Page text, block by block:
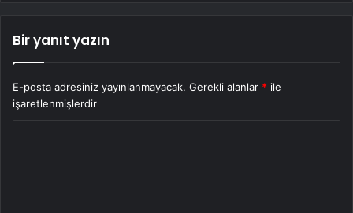
Bir yanıt yazın
E-posta adresiniz yayınlanmayacak. Gerekli alanlar * ile
işaretlenmişlerdir